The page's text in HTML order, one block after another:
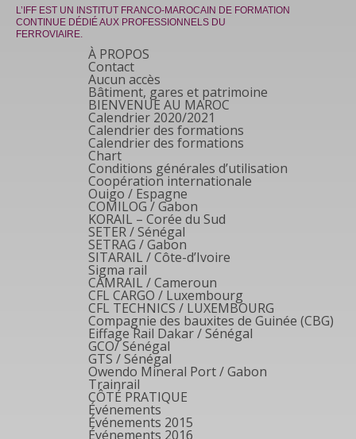
L’IFF EST UN INSTITUT FRANCO-MAROCAIN DE FORMATION
CONTINUE DÉDIÉ AUX PROFESSIONNELS DU
FERROVIAIRE.
À PROPOS
Contact
Aucun accès
Bâtiment, gares et patrimoine
BIENVENUE AU MAROC
Calendrier 2020/2021
Calendrier des formations
Calendrier des formations
Chart
Conditions générales d’utilisation
Coopération internationale
Ouigo / Espagne
COMILOG / Gabon
KORAIL – Corée du Sud
SETER / Sénégal
SETRAG / Gabon
SITARAIL / Côte-d’Ivoire
Sigma rail
CAMRAIL / Cameroun
CFL CARGO / Luxembourg
CFL TECHNICS / LUXEMBOURG
Compagnie des bauxites de Guinée (CBG)
Eiffage Rail Dakar / Sénégal
GCO/ Sénégal
GTS / Sénégal
Owendo Mineral Port / Gabon
Trainrail
CÔTÉ PRATIQUE
Événements
Événements 2015
Événements 2016